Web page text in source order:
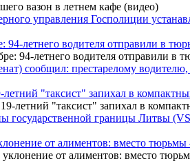
управления Госполиции
94-летнего водителя отправили в
сообщил: престарелому
"таксист" запихал в
государственной границы Литвы
от алиментов: вместо